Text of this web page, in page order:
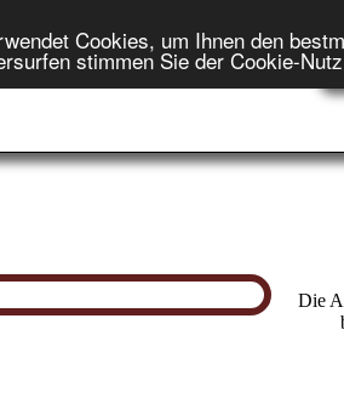
Cookies, um Ihnen den
stimmen Sie der Cookie-
Die